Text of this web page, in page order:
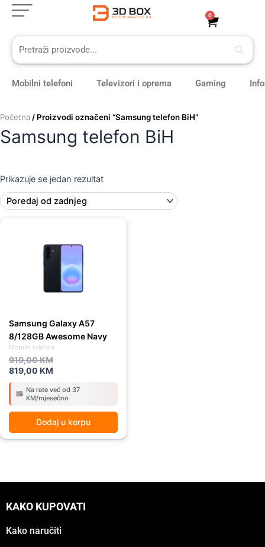
Skip
content
0
Cart
Mobilni telefoni Televizori i oprema Gaming
Početna / Proizvodi označeni “Samsung telefon BiH”
Samsung telefon BiH
Prikazuje se jedan rezultat
Mobilni telefoni
Samsung Galaxy A57
8/128GB Awesome Navy
919,00KM
919,00 KM.
819,00 KM
819,00 KM.
Na rate već od 37
KM/mjesečno
Dodaj u korpu
KAKO KUPOVATI
Kako naručiti